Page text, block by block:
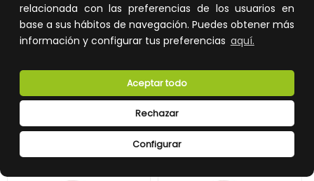
relacionada con las preferencias de los usuarios en
base a sus hábitos de navegación. Puedes obtener más
información y configurar tus preferencias aquí.
Configurar
Rechazar
Aceptar todo
7,38 €
Impuestos no incluidos.
Añade al carrito y sigue el proceso
disponibilidad y los precios para
7,78 €
Impuestos no incluidos.
Añade al carrito y sigue el proceso
disponibilidad y los precios para